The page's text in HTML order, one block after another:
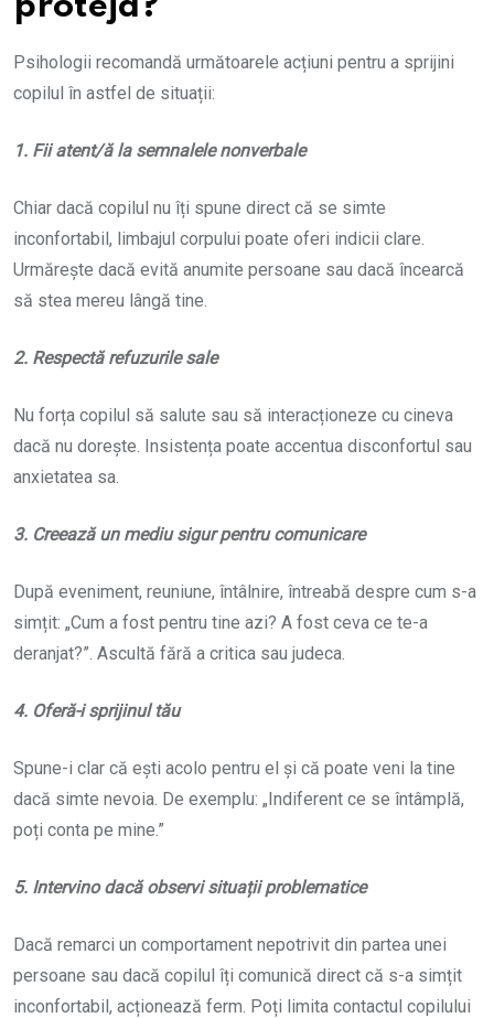
Psihologii recomandă următoarele acțiuni pentru a sprijini
copilul în astfel de situații:
1. Fii atent/ă la semnalele nonverbale
Chiar dacă copilul nu îți spune direct că se simte
inconfortabil, limbajul corpului poate oferi indicii clare.
Urmărește dacă evită anumite persoane sau dacă încearcă
să stea mereu lângă tine.
2. Respectă refuzurile sale
Nu forța copilul să salute sau să interacționeze cu cineva
dacă nu dorește. Insistența poate accentua disconfortul sau
anxietatea sa.
3. Creează un mediu sigur pentru comunicare
După eveniment, reuniune, întâlnire, întreabă despre cum s-a
simțit: „Cum a fost pentru tine azi? A fost ceva ce te-a
deranjat?”. Ascultă fără a critica sau judeca.
4. Oferă-i sprijinul tău
Spune-i clar că ești acolo pentru el și că poate veni la tine
dacă simte nevoia. De exemplu: „Indiferent ce se întâmplă,
poți conta pe mine.”
5. Intervino dacă observi situații problematice
Dacă remarci un comportament nepotrivit din partea unei
persoane sau dacă copilul îți comunică direct că s-a simțit
inconfortabil, acționează ferm. Poți limita contactul copilului